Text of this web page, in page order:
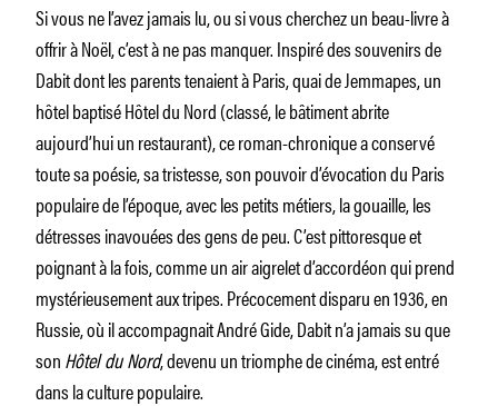
Si vous ne l’avez jamais lu, ou si vous cherchez un beau-livre à
offrir à Noël, c’est à ne pas manquer. Inspiré des souvenirs de
Dabit dont les parents tenaient à Paris, quai de Jemmapes, un
hôtel baptisé Hôtel du Nord (classé, le bâtiment abrite
aujourd’hui un restaurant), ce roman-chronique a conservé
toute sa poésie, sa tristesse, son pouvoir d’évocation du Paris
populaire de l’époque, avec les petits métiers, la gouaille, les
détresses inavouées des gens de peu. C’est pittoresque et
poignant à la fois, comme un air aigrelet d’accordéon qui prend
mystérieusement aux tripes. Précocement disparu en 1936, en
Russie, où il accompagnait André Gide, Dabit n’a jamais su que
sonHôtel du Nord, devenu un triomphe de cinéma, est entré
dans la culture populaire.